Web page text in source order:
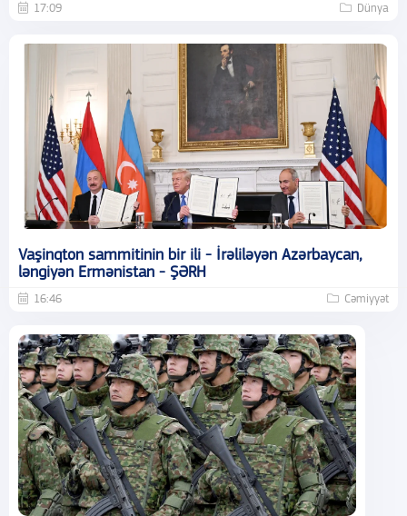
17:09 Dünya
Vaşinqton sammitinin bir ili - İrəliləyən Azərbaycan,
ləngiyən Ermənistan - ŞƏRH
16:46 Cəmiyyət